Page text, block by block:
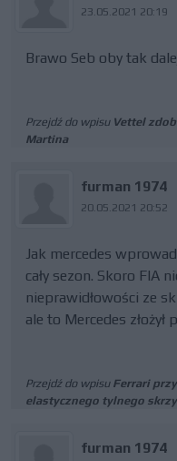
23.05.2021 20:19
Brawo Seb oby tak
Przejdź do wpisu Vettel
Martina
furman 1974
20.05.2021 20:52
Jak mercedes
cały sezon. Skoro FIA
nieprawidłowości ze
ale to Mercedes złożył
Przejdź do wpisu Ferrari
elastycznego tylnego
furman 1974